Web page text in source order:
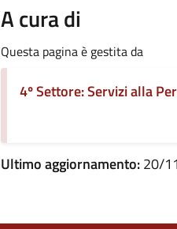
A cura di
Questa pagina è gestita da
4º Settore: Servizi alla
Ultimo aggiornamento:20/